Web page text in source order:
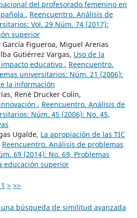
del profesorado femenino en
, Reencuentro. Análisis de
Vol. 29 Núm. 74 (2017):
superior
García Figueroa, Miguel Arenas
Gutiérrez Vargas, Uso de la
educativo , Reencuentro.
universitarios: Núm. 21 (2006):
la información
René Drucker Colín,
, Reencuentro. Análisis de
Núm. 45 (2006): No. 45,
Ugalde, La apropiación de las TIC
Reencuentro. Análisis de problemas
69 (2014): No. 69, Problemas
educación superior
> >>
búsqueda de similitud avanzada